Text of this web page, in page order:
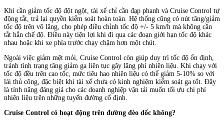
Khi cần giảm tốc độ đột ngột, tài xế chỉ cần đạp phanh và Cruise Control tự
động tắt, trả lại quyền kiểm soát hoàn toàn. Hệ thống cũng có nút tăng/giảm
tốc độ trên vô lăng, cho phép điều chỉnh tốc độ +/- 5 km/h mà không cần
tắt hẳn chế độ. Điều này tiện lợi khi đi qua các đoạn giới hạn tốc độ khác
nhau hoặc khi xe phía trước chạy chậm hơn một chút.
Ngoài việc giảm mệt mỏi, Cruise Control còn giúp duy trì tốc độ ổn định,
tránh tình trạng tăng giảm ga liên tục gây lãng phí nhiên liệu. Khi chạy với
tốc độ đều trên cao tốc, mức tiêu hao nhiên liệu có thể giảm 5-10% so với
lái thủ công, đặc biệt khi tài xế chưa có kinh nghiệm kiểm soát ga tốt. Đây
là tính năng đáng giá cho các doanh nghiệp vận tải muốn tối ưu chi phí
nhiên liệu trên những tuyến đường cố định.
Cruise Control có hoạt động trên đường đèo dốc không?